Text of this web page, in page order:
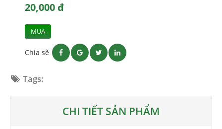
20,000 đ
MUA
Chia sẽ
Tags:
CHI TIẾT SẢN PHẨM